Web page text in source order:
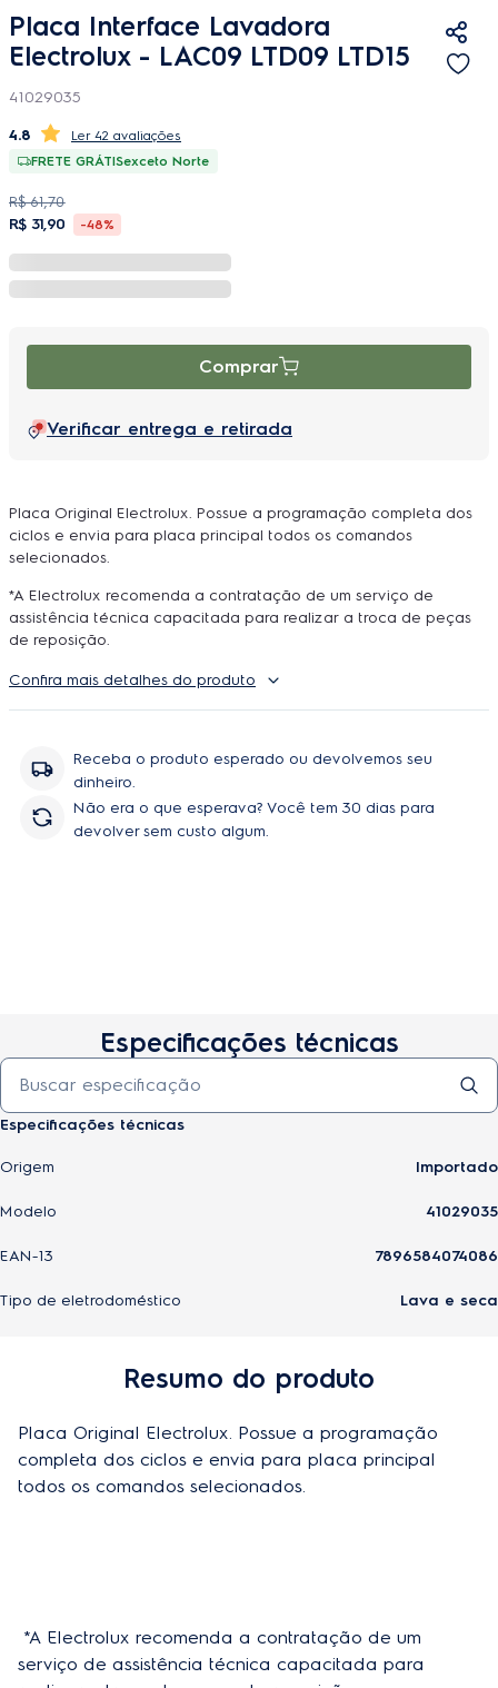
Placa Interface Lavadora
Electrolux - LAC09 LTD09 LTD15
41029035
4.8
42 avaliações
FRETE GRÁTISexceto Norte
R$ 61,70
R$ 31,90 -48%
Comprar
Verificar entrega e retirada
Placa Original Electrolux. Possue a programação completa dos
ciclos e envia para placa principal todos os comandos
selecionados.
*A Electrolux recomenda a contratação de um serviço de
assistência técnica capacitada para realizar a troca de peças
de reposição.
Confira mais detalhes do produto
Receba o produto esperado ou devolvemos seu
dinheiro.
Não era o que esperava? Você tem 30 dias para
devolver sem custo algum.
Comprar
Especificações técnicas
Especificações técnicas
Origem Importado
Modelo 41029035
EAN-13 7896584074086
Tipo de eletrodoméstico Lava e seca
Resumo do produto
Placa Original Electrolux. Possue a programação
completa dos ciclos e envia para placa principal
todos os comandos selecionados.
serviço de assistência técnica capacitada para